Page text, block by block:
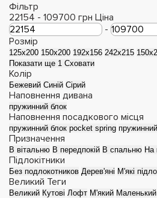
Фільтр
22154 - 109700 грн Ціна
-
Розмір
125х200 150x200 192х156 242х215
Показати ще 1 Сховати
Колір
Бежевий Синій Сірий
Наповнення дивана
пружинний блок
Наповнення посадкового місця
пружинний блок pocket spring
Призначення
В вітальню В передпокій В спальню На
Підлокітники
Без подлокотников Дерев'яні М'які
Великий Теги
Великий Кутові Лофт М'який Маленький